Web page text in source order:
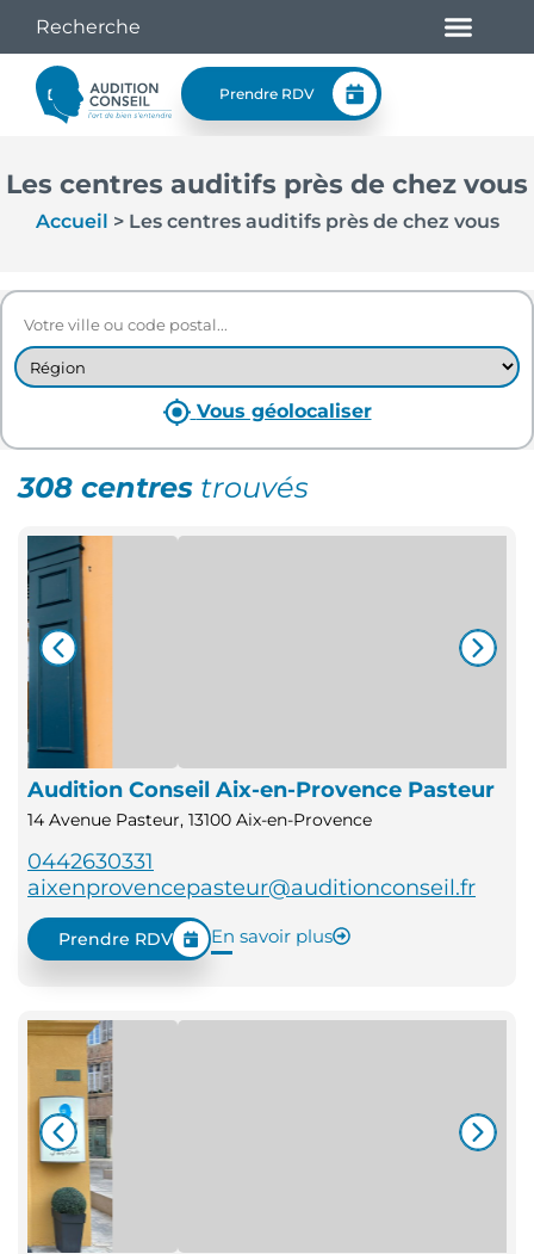
Prendre RDV
Les centres auditifs près de chez vous
Accueil > Les centres auditifs près de chez vous
Vous géolocaliser
308 centres trouvés
Audition Conseil Aix-en-Provence Pasteur
14 Avenue Pasteur, 13100 Aix-en-Provence
0442630331
aixenprovencepasteur@auditionconseil.fr
Prendre RDV En savoir plus